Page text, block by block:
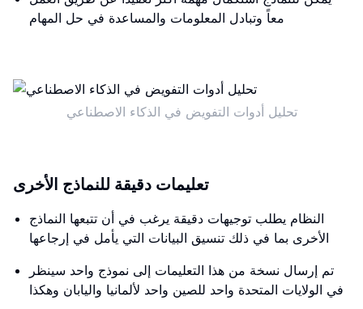
معاً وتبادل المعلومات والمساعدة في حل المهام
تحليل أدوات التفويض في الذكاء الاصطناعي
تعليمات دقيقة للنماذج الأخرى
النظام يطلب توجيهات دقيقة يرغب في أن تتبعها النماذج
الأخرى بما في ذلك تنسيق البيانات التي يأمل في إرجاعها
تم إرسال نسخة من هذا التعليمات إلى نموذج واحد سينظر
في الولايات المتحدة واحد للصين واحد لألمانيا واليابان وهكذا